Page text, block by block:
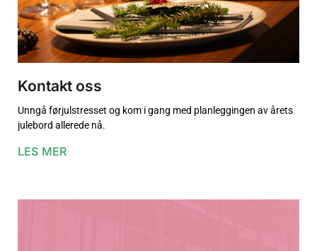
Kontakt oss
Unngå førjulstresset og kom i gang med planleggingen av årets
julebord allerede nå.
LES MER